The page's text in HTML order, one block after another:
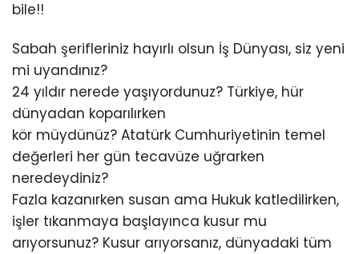
bile!!
Sabah şerifleriniz hayırlı olsun İş Dünyası, siz yeni
mi uyandınız?
24 yıldır nerede yaşıyordunuz? Türkiye, hür
dünyadan koparılırken
kör müydünüz? Atatürk Cumhuriyetinin temel
değerleri her gün tecavüze uğrarken
neredeydiniz?
Fazla kazanırken susan ama Hukuk katledilirken,
işler tıkanmaya başlayınca kusur mu
arıyorsunuz? Kusur arıyorsanız, dünyadaki tüm